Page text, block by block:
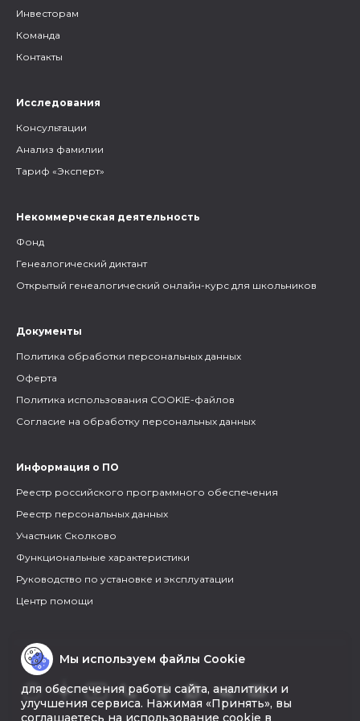
Инвесторам
Команда
Контакты
Исследования
Консультации
Анализ фамилии
Тариф «Эксперт»
Некоммерческая деятельность
Фонд
Генеалогический диктант
Открытый генеалогический онлайн-курс для школьников
Документы
Политика обработки персональных данных
Оферта
Политика использования COOKIE-файлов
Согласие на обработку персональных данных
Информация о ПО
Реестр российского программного обеспечения
Реестр персональных данных
Участник Сколково
Функциональные характеристики
Руководство по установке и эксплуатации
Центр помощи
Мы используем файлы Cookie
для обеспечения работы сайта, аналитики и
улучшения сервиса. Нажимая «Принять», вы
соглашаетесь на использование cookie в